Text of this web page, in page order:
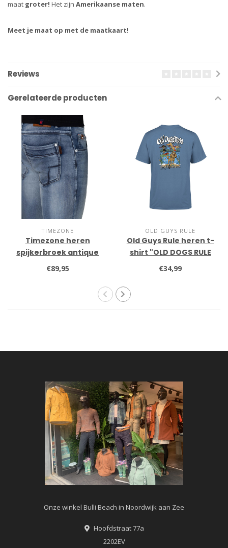
maat groter! Het zijn Amerikaanse maten.
Meet je maat op met de maatkaart!
Reviews
Gerelateerde producten
TIMEZONE
Timezone heren
spijkerbroek antique
blue wash
€89,95
OLD GUYS RULE
Old Guys Rule heren t-
shirt "OLD DOGS RULE
III"
€34,99
Onze winkel Bulli Beach in Noordwijk aan Zee
Hoofdstraat 77a
2202EV